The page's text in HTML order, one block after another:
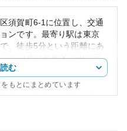
須賀町6-1に位置し、交通
ンです。最寄り駅は東京
、徒歩5分という距離にあ
の立地は新宿区の中心部
としての利便性が高いと
近く、都心にありながら
む
もとにまとめています